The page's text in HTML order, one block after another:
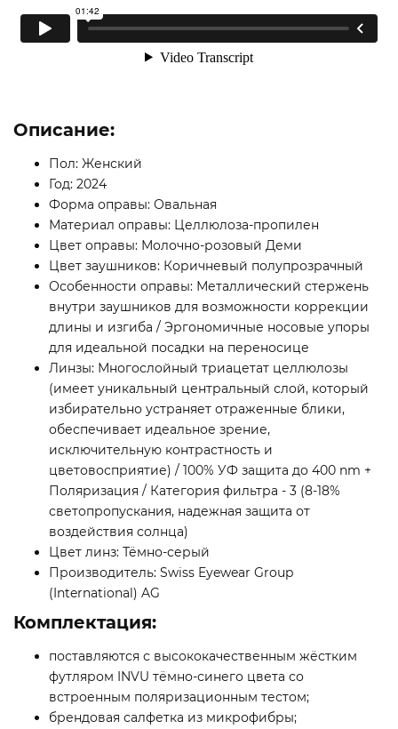
Описание:
Пол: Женский
Год: 2024
Форма оправы: Овальная
Материал оправы: Целлюлоза-пропилен
Цвет оправы: Молочно-розовый Деми
Цвет заушников: Коричневый полупрозрачный
Особенности оправы: Металлический стержень
внутри заушников для возможности коррекции
длины и изгиба / Эргономичные носовые упоры
для идеальной посадки на переносице
Линзы: Многослойный триацетат целлюлозы
(имеет уникальный центральный слой, который
избирательно устраняет отраженные блики,
обеспечивает идеальное зрение,
исключительную контрастность и
цветовосприятие) / 100% УФ защита до 400 nm +
Поляризация / Категория фильтра - 3 (8-18%
светопропускания, надежная защита от
воздействия солнца)
Цвет линз: Тёмно-серый
Производитель: Swiss Eyewear Group
(International) AG
Комплектация:
поставляются с высококачественным жёстким
футляром INVU тёмно-синего цвета со
встроенным поляризационным тестом;
брендовая салфетка из микрофибры;